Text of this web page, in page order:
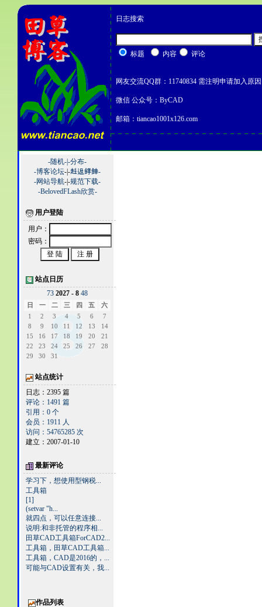
日志搜索
标题 内容 评论
网友交流QQ群：11740834 需注明申请加入原因
微信 公众号：ByCAD
邮箱：tiancao1001x126.com
-随机-|-分布-
-博客论坛-|-﨣﨤﨧﨨-
-网站导航-|-规范下载-
-BelovedFLash欣赏-
用户登陆
用户：
密码：
站点日历
73 2027 - 8 48
日 一 二 三 四 五
六
1
2 3 4 5 6
7
8
9 10 11 12 13
14
15
16 17 18 19 20
21
22
23 24 25 26 27
28
29
30 31
站点统计
日志：2395 篇
评论：1491 篇
引用：0 个
会员：1911 人
访问：54765285 次
建立：2007-01-10
最新评论
学习下，想使用型钢税...
工具箱
[1]
(setvar "h...
就四点，可以任意连接...
说明:和非托管的程序相...
田草CAD工具箱ForCAD2...
工具箱，田草CAD工具箱...
工具箱，CAD是2016的，...
可能与CAD设置有关，我...
作品列表